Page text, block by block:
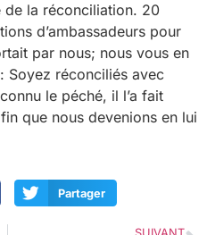
de la réconciliation. 20
d’ambassadeurs pour
par nous; nous vous en
Soyez réconciliés avec
le péché, il l’a fait
que nous devenions en lui
Partager